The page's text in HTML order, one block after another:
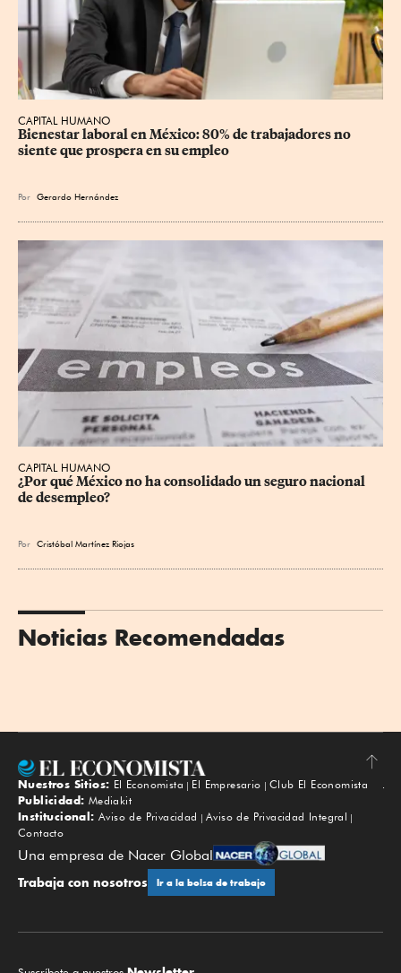
CAPITAL HUMANO
Bienestar laboral en México: 80% de trabajadores no
siente que prospera en su empleo
Por Gerardo Hernández
CAPITAL HUMANO
¿Por qué México no ha consolidado un seguro nacional
de desempleo?
Por Cristóbal Martínez Riojas
Noticias Recomendadas
Subir
Nuestros Sitios: El Economista El Empresario
Club El Economista
Publicidad: Mediakit
Institucional: Aviso de Privacidad
Aviso de Privacidad Integral
Contacto
Una empresa de Nacer Global
Trabaja con nosotros Ir a la bolsa de trabajo